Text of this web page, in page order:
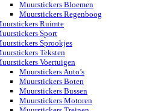
Muurstickers Bloemen
Muurstickers Regenboog
Ruimte
Sport
Sprookjes
Teksten
Voertuigen
Muurstickers Auto’s
Muurstickers Boten
Muurstickers Bussen
Muurstickers Motoren